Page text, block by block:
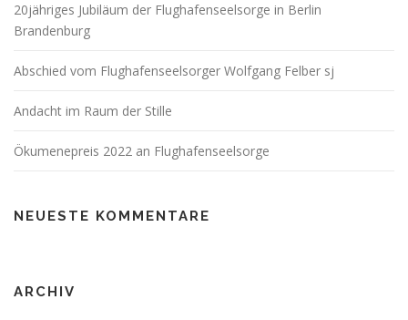
20jähriges Jubiläum der Flughafenseelsorge in Berlin
Brandenburg
Abschied vom Flughafenseelsorger Wolfgang Felber sj
Andacht im Raum der Stille
Ökumenepreis 2022 an Flughafenseelsorge
NEUESTE KOMMENTARE
ARCHIV